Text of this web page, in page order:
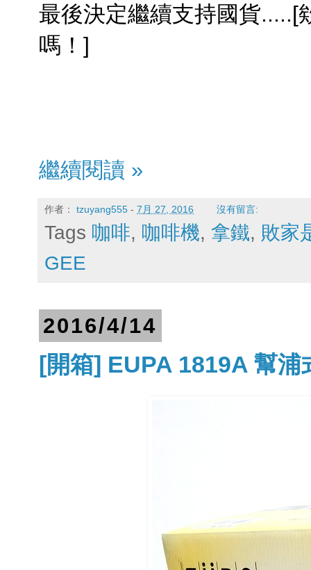
最後決定繼續支持國貨.....[
嗎！]
繼續閱讀 »
作者： tzuyang555 - 7月 27, 2016 沒有留言:
Tags 咖啡, 咖啡機, 拿鐵, 敗家
GEE
2016/4/14
[開箱] EUPA 1819A 幫